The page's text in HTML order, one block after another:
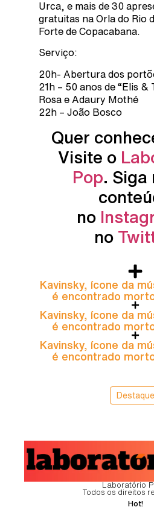
Urca, e mais de 30
gratuitas na Orla do Rio
Forte de Copacabana.
Serviço:
20h- Abertura dos
21h – 50 anos de “Elis &
Rosa e Adaury Mothé
22h – João Bosco
Quer
Visite o
Pop. Siga
no
no
Kavinsky, ícone da
é encontrado
Kavinsky, ícone da
é encontrado
Kavinsky, ícone da
é encontrado
Destaque
Laboratório
Todos os direitos
Hot!